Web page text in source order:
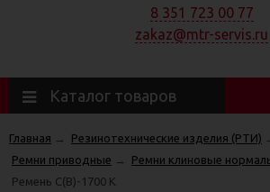
8 351 723 00 77
zakaz@mtr-servis.ru
Каталог товаров
Главная Резинотехнические изделия (РТИ)
Ремни приводные
Ремни клиновые
Ремень С(В)-1700 К